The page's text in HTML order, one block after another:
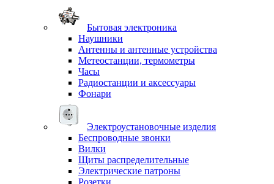
Бытовая электроника
Наушники
Антенны и антенные устройства
Метеостанции, термометры
Часы
Радиостанции и аксессуары
Фонари
Электроустановочные изделия
Беспроводные звонки
Вилки
Щиты распределительные
Электрические патроны
Розетки